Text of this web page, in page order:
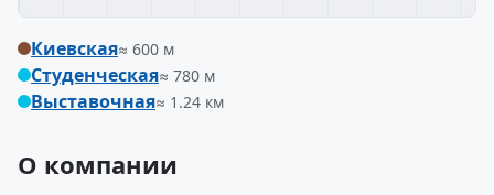
Киевская≈ 600 м
Студенческая≈ 780 м
Выставочная≈ 1.24 км
О компании